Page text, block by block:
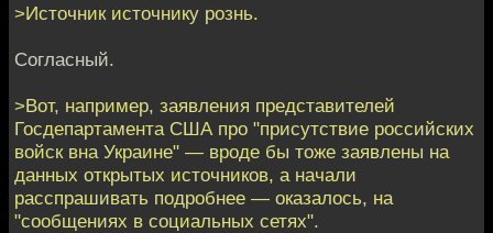
>Источник источнику рознь.
Согласный.
>Вот, например, заявления представителей
Госдепартамента США про "присутствие российских
войск вна Украине" — вроде бы тоже заявлены на
данных открытых источников, а начали
расспрашивать подробнее — оказалось, на
"сообщениях в социальных сетях".